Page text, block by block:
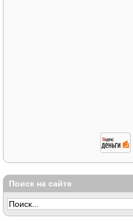
Поиск на сайте